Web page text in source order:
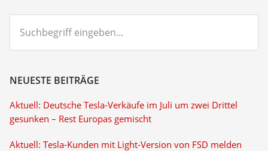
eingeben...
NEUESTE BEITRÄGE
Aktuell: Deutsche Tesla-Verkäufe im Juli um zwei Drittel
gesunken – Rest Europas gemischt
Aktuell: Tesla-Kunden mit Light-Version von FSD melden